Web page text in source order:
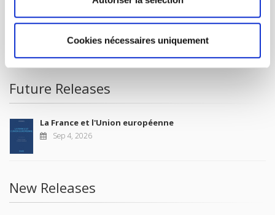
Cookies nécessaires uniquement
CONDITIONS OF SALE
Future Releases
La France et l'Union européenne
Sep 4, 2026
New Releases